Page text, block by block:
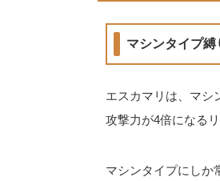
マシンタイプ縛
エスカマリは、マシ
攻撃力が4倍になる
マシンタイプにしか